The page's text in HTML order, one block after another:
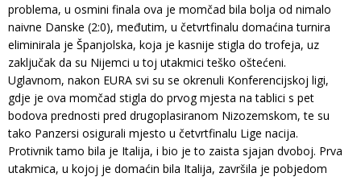
problema, u osmini finala ova je momčad bila bolja od nimalo
naivne Danske (2:0), međutim, u četvrtfinalu domaćina turnira
eliminirala je Španjolska, koja je kasnije stigla do trofeja, uz
zaključak da su Nijemci u toj utakmici teško oštećeni.
Uglavnom, nakon EURA svi su se okrenuli Konferencijskoj ligi,
gdje je ova momčad stigla do prvog mjesta na tablici s pet
bodova prednosti pred drugoplasiranom Nizozemskom, te su
tako Panzersi osigurali mjesto u četvrtfinalu Lige nacija.
Protivnik tamo bila je Italija, i bio je to zaista sjajan dvoboj. Prva
utakmica, u kojoj je domaćin bila Italija, završila je pobjedom